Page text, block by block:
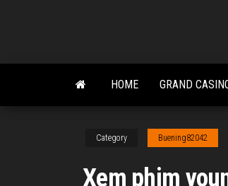
content
HOME GRAND
Category Buening82042
Xem phim